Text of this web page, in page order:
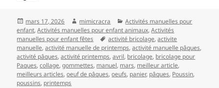
Publié
le
mars 17, 2026 Auteur
mimicracra Catégories
Activités manuelles pour
enfant,Activités manuelles pour enfant animaux,Activités
manuelles pour enfant fêtes
Mots-
clés
activité bricolage,activite
manuelle,activité manuelle de printemps,activité manuelle pâques,
activité pâques,activité printemps,avril, bricolage, bricolage pour
Paques,collage,gommettes, manuel, mars, meilleur article,
meilleurs articles,oeuf de pâques,oeufs, panier, pâques, Poussin,
poussins, printemps